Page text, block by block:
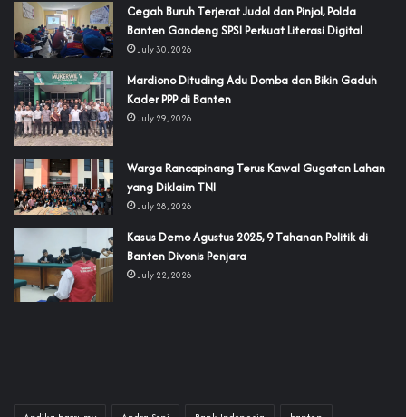
Cegah Buruh Terjerat Judol dan Pinjol, Polda
Banten Gandeng SPSI Perkuat Literasi Digital
July 30, 2026
‎Mardiono Dituding Adu Domba dan Bikin Gaduh
Kader PPP di Banten
July 29, 2026
‎Warga Rancapinang Terus Kawal Gugatan Lahan
yang Diklaim TNI‎‎
July 28, 2026
‎Kasus Demo Agustus 2025, 9 Tahanan Politik di
Banten Divonis Penjara
July 22, 2026